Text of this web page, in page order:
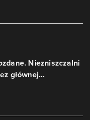
Niezniszczalni
głównej...